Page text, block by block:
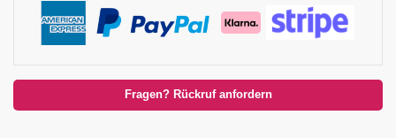
Fragen? Rückruf anfordern